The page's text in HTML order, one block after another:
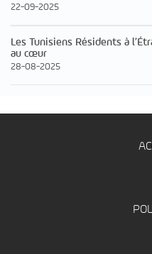
22-09-2025
Les Tunisiens Résidents à
au cœur
28-08-2025